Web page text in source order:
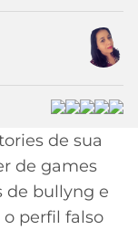
de sua
de games
de bullyng e
o perfil falso